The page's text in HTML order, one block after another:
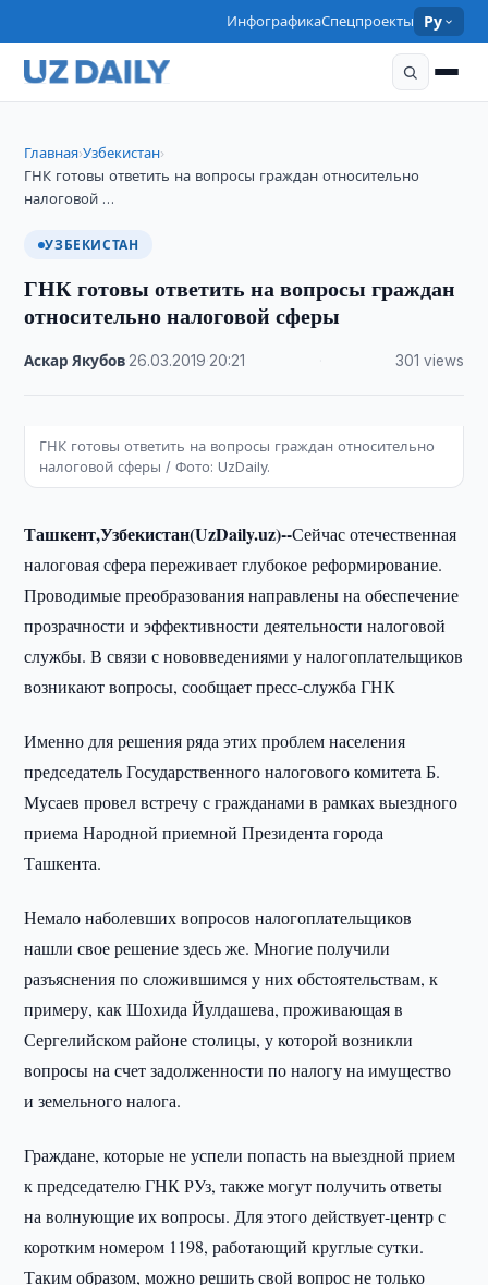
ИнфографикаСпецпроекты Ру
Главная›Узбекистан›
ГНК готовы ответить на вопросы граждан относительно
налоговой …
УЗБЕКИСТАН
ГНК готовы ответить на вопросы граждан
относительно налоговой сферы
Аскар Якубов 26.03.2019 20:21 301 views
ГНК готовы ответить на вопросы граждан относительно
налоговой сферы / Фото: UzDaily.
Ташкент,Узбекистан(UzDaily.uz)--Сейчас отечественная
налоговая сфера переживает глубокое реформирование.
Проводимые преобразования направлены на обеспечение
прозрачности и эффективности деятельности налоговой
службы. В связи с нововведениями у налогоплательщиков
возникают вопросы, сообщает пресс-служба ГНК
Именно для решения ряда этих проблем населения
председатель Государственного налогового комитета Б.
Мусаев провел встречу с гражданами в рамках выездного
приема Народной приемной Президента города
Ташкента.
Немало наболевших вопросов налогоплательщиков
нашли свое решение здесь же. Многие получили
разъяснения по сложившимся у них обстоятельствам, к
примеру, как Шохида Йулдашева, проживающая в
Сергелийском районе столицы, у которой возникли
вопросы на счет задолженности по налогу на имущество
и земельного налога.
Граждане, которые не успели попасть на выездной прием
к председателю ГНК РУз, также могут получить ответы
на волнующие их вопросы. Для этого действует-центр с
коротким номером 1198, работающий круглые сутки.
Таким образом, можно решить свой вопрос не только